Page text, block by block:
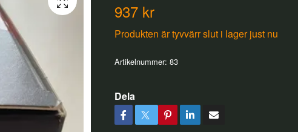
937 kr
Produkten är tyvvärr slut i lager just nu
Artikelnummer: 83
Dela